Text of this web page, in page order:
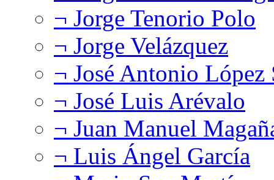
¬ Jorge Tenorio Polo
¬ Jorge Velázquez
¬ José Antonio López
¬ José Luis Arévalo
¬ Juan Manuel
¬ Luis Ángel García